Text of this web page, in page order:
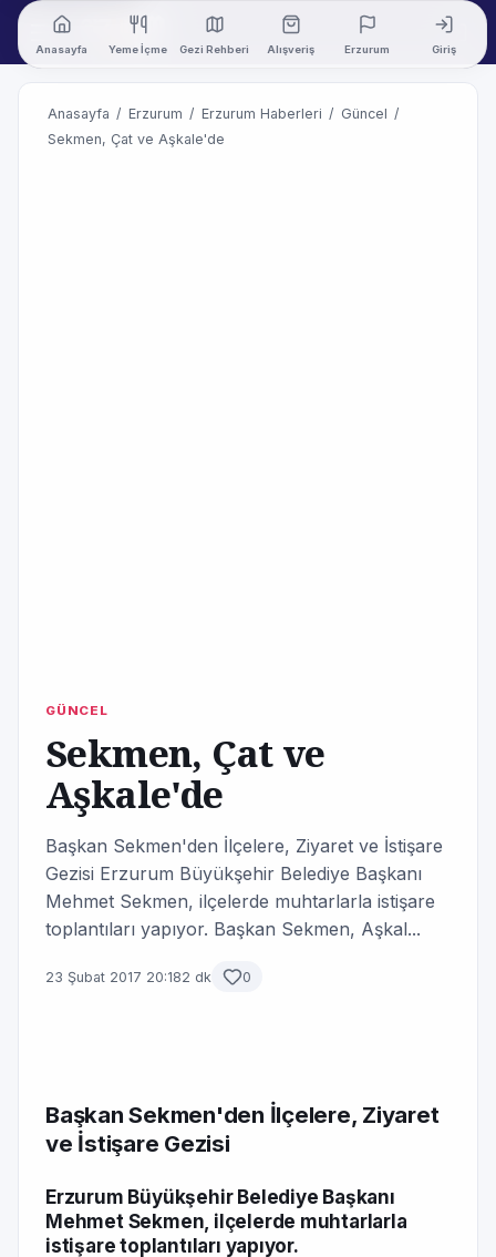
Anasayfa Yeme İçme Gezi Rehberi Alışveriş Erzurum Giriş
Anasayfa / Erzurum / Erzurum Haberleri / Güncel /
Sekmen, Çat ve Aşkale'de
GÜNCEL
Sekmen, Çat ve
Aşkale'de
Başkan Sekmen'den İlçelere, Ziyaret ve İstişare
Gezisi Erzurum Büyükşehir Belediye Başkanı
Mehmet Sekmen, ilçelerde muhtarlarla istişare
toplantıları yapıyor. Başkan Sekmen, Aşkal...
23 Şubat 2017 20:182 dk 0
Başkan Sekmen'den İlçelere, Ziyaret
ve İstişare Gezisi
Erzurum Büyükşehir Belediye Başkanı
Mehmet Sekmen, ilçelerde muhtarlarla
istişare toplantıları yapıyor.